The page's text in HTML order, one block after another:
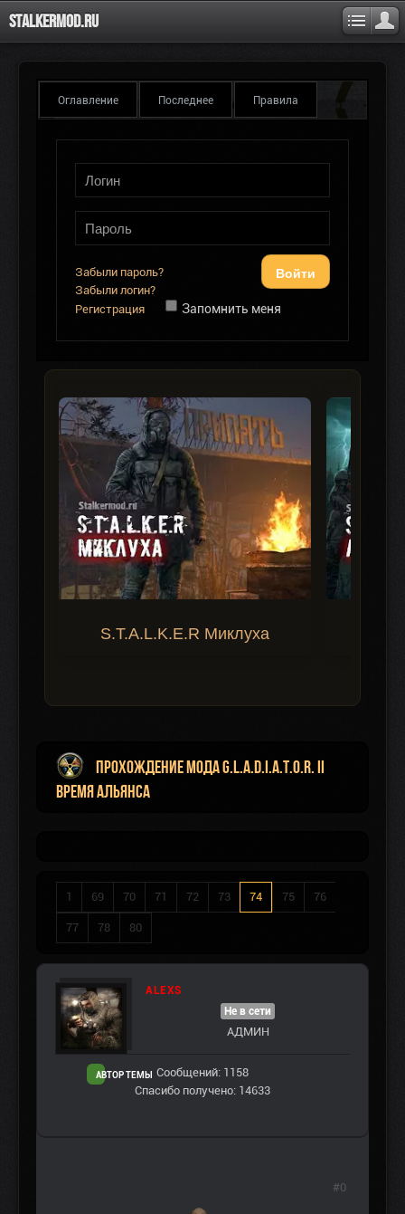
Stalkermod.ru
Оглавление Последнее Правила
Войти
Забыли пароль?
Забыли логин?
Регистрация
Запомнить меня
S.T.A.L.K.E.R Миклуха
Прохождение мода G.L.A.D.I.A.T.O.R. II
Время Альянса
1 69 70 71 72 73 74 75 76
77 78 80
ALEXS
АВТОР ТЕМЫ
Не в сети
АДМИН
Сообщений: 1158
Спасибо получено: 14633
#0